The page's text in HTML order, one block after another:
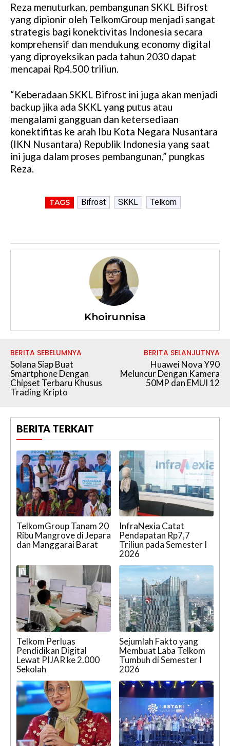
Reza menuturkan, pembangunan SKKL Bifrost
yang dipionir oleh TelkomGroup menjadi sangat
strategis bagi konektivitas Indonesia secara
komprehensif dan mendukung economy digital
yang diproyeksikan pada tahun 2030 dapat
mencapai Rp4.500 triliun.
“Keberadaan SKKL Bifrost ini juga akan menjadi
backup jika ada SKKL yang putus atau
mengalami gangguan dan ketersediaan
konektifitas ke arah Ibu Kota Negara Nusantara
(IKN Nusantara) Republik Indonesia yang saat
ini juga dalam proses pembangunan,” pungkas
Reza.
TAGS Bifrost SKKL Telkom
Khoirunnisa
BERITA SEBELUMNYA
Solana Siap Buat
Smartphone Dengan
Chipset Terbaru Khusus
Trading Kripto
BERITA SELANJUTNYA
Huawei Nova Y90
Meluncur Dengan Kamera
50MP dan EMUI 12
BERITA TERKAIT
TelkomGroup Tanam 20
Ribu Mangrove di Jepara
dan Manggarai Barat
InfraNexia Catat
Pendapatan Rp7,7
Triliun pada Semester I
2026
Telkom Perluas
Pendidikan Digital
Lewat PIJAR ke 2.000
Sekolah
Sejumlah Fakto yang
Membuat Laba Telkom
Tumbuh di Semester I
2026